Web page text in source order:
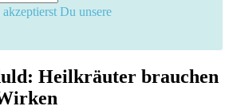
Du unsere
Heilkräuter brauchen